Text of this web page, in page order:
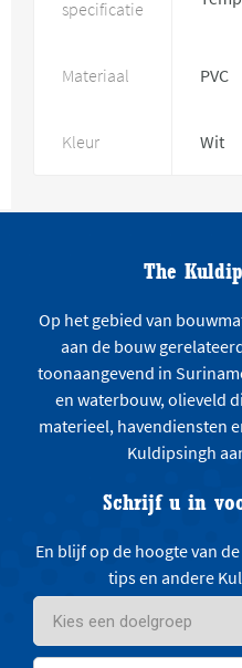
specificatie
Materiaal PVC
Kleur Wit
The
Op het gebied van
aan de bouw
toonaangevend in
en waterbouw, olieveld
materieel, havendiensten
Kuldipsingh
Schrijf u in
En blijf op de hoogte van
tips en andere